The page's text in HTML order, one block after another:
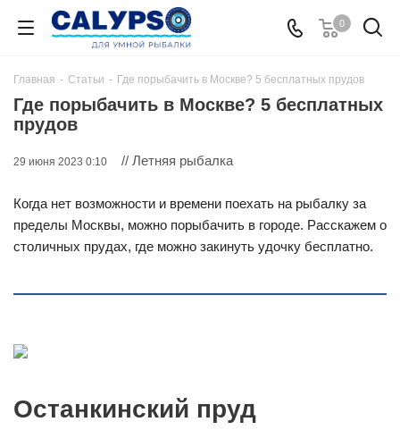
0
Главная - Статьи - Где порыбачить в Москве? 5 бесплатных прудов
Где порыбачить в Москве? 5 бесплатных
прудов
29 июня 2023 0:10 // Летняя рыбалка
Когда нет возможности и времени поехать на рыбалку за
пределы Москвы, можно порыбачить в городе. Расскажем о
столичных прудах, где можно закинуть удочку бесплатно.
Останкинский пруд